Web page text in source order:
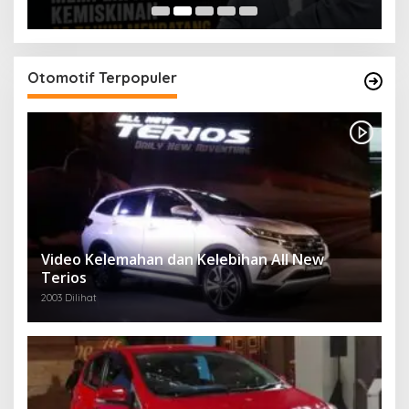
Otomotif Terpopuler
Video Kelemahan dan Kelebihan All New
Terios
2003 Dilihat